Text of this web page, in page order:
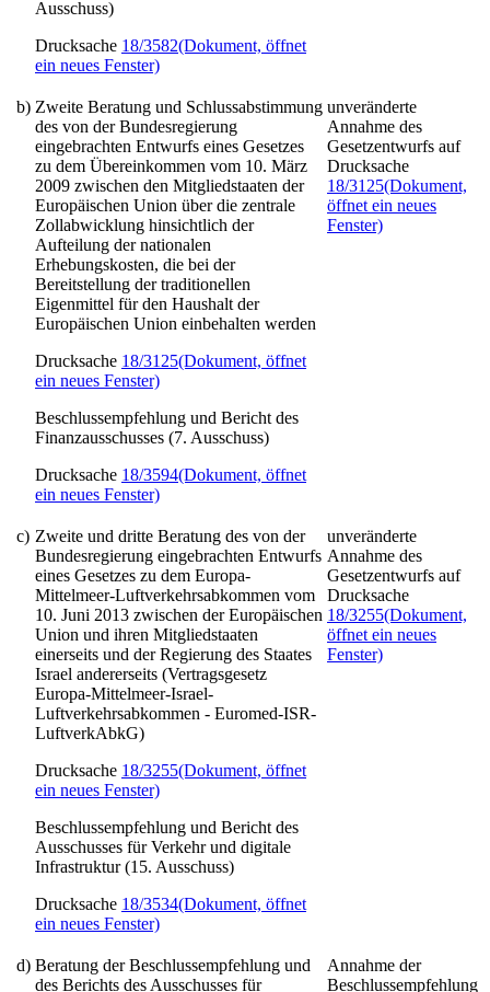
Ausschuss)
Drucksache 18/3582(Dokument, öffnet
ein neues Fenster)
b) Zweite Beratung und Schlussabstimmung
des von der Bundesregierung
eingebrachten Entwurfs eines Gesetzes
zu dem Übereinkommen vom 10. März
2009 zwischen den Mitgliedstaaten der
Europäischen Union über die zentrale
Zollabwicklung hinsichtlich der
Aufteilung der nationalen
Erhebungskosten, die bei der
Bereitstellung der traditionellen
Eigenmittel für den Haushalt der
Europäischen Union einbehalten werden
Drucksache 18/3125(Dokument, öffnet
ein neues Fenster)
Beschlussempfehlung und Bericht des
Finanzausschusses (7. Ausschuss)
Drucksache 18/3594(Dokument, öffnet
ein neues Fenster)
unveränderte
Annahme des
Gesetzentwurfs auf
Drucksache
18/3125(Dokument,
öffnet ein neues
Fenster)
c) Zweite und dritte Beratung des von der
Bundesregierung eingebrachten Entwurfs
eines Gesetzes zu dem Europa-
Mittelmeer-Luftverkehrsabkommen vom
10. Juni 2013 zwischen der Europäischen
Union und ihren Mitgliedstaaten
einerseits und der Regierung des Staates
Israel andererseits (Vertragsgesetz
Europa-Mittelmeer-Israel-
Luftverkehrsabkommen - Euromed-ISR-
LuftverkAbkG)
Drucksache 18/3255(Dokument, öffnet
ein neues Fenster)
Beschlussempfehlung und Bericht des
Ausschusses für Verkehr und digitale
Infrastruktur (15. Ausschuss)
Drucksache 18/3534(Dokument, öffnet
ein neues Fenster)
unveränderte
Annahme des
Gesetzentwurfs auf
Drucksache
18/3255(Dokument,
öffnet ein neues
Fenster)
d) Beratung der Beschlussempfehlung und
des Berichts des Ausschusses für
Annahme der
Beschlussempfehlung